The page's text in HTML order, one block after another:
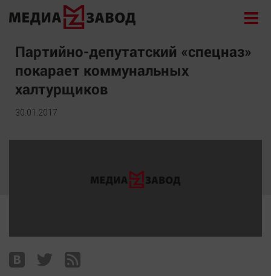
Новости
Экономика
Происшествия
Общество
Архив
Партийно-депутатский «спецназ»
покарает коммунальных
халтурщиков
30.01.2017